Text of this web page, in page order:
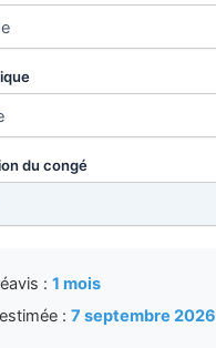
du congé
:1 mois
:7 septembre 2026